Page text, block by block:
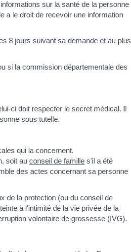
sur la santé de la personne
a le droit de recevoir une information
8 jours suivant sa demande et au plus
si la commission départementale des
ci doit respecter le secret médical. Il
sous tutelle.
qui la concernent.
soit au conseil de famille s'il a été
des actes concernant sa personne
de la protection (ou du conseil de
à l'intimité de la vie privée de la
volontaire de grossesse (IVG).